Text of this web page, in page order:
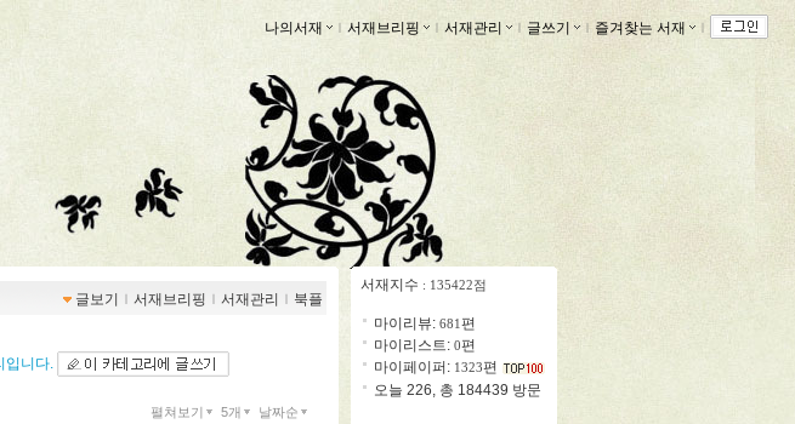
나의서재 ｌ 서재브리핑 ｌ 서재관리 ｌ 글쓰기 ｌ 즐겨찾는 서재 ｌ
글보기 ｌ 서재브리핑 ｌ 서재관리 ｌ 북플
니다.
펼쳐보기 5개 날짜순
서재지수 : 135422점
마이리뷰: 681편
마이리스트: 0편
마이페이퍼: 1323편
오늘 226, 총 184439 방문